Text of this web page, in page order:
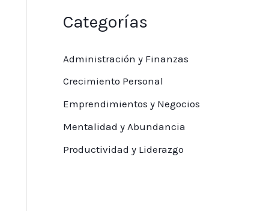
Categorías
Administración y Finanzas
Crecimiento Personal
Emprendimientos y Negocios
Mentalidad y Abundancia
Productividad y Liderazgo